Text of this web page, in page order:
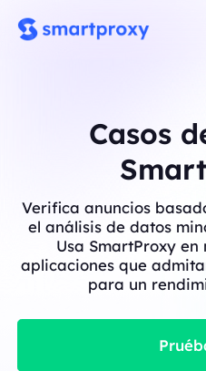
Casos
Verifica anuncios
el análisis de datos
Usa SmartProxy
aplicaciones que
para un